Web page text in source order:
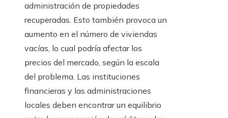
administración de propiedades
recuperadas. Esto también provoca un
aumento en el número de viviendas
vacías, lo cual podría afectar los
precios del mercado, según la escala
del problema. Las instituciones
financieras y las administraciones
locales deben encontrar un equilibrio